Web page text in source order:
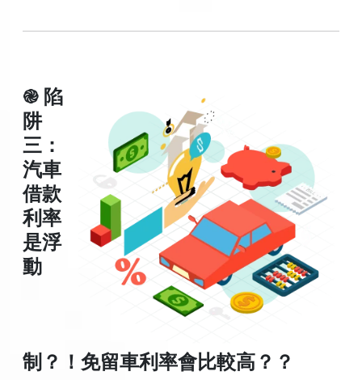
֎ 陷
阱
三：
汽車
借款
利率
是浮
動
制？！免留車利率會比較高？？